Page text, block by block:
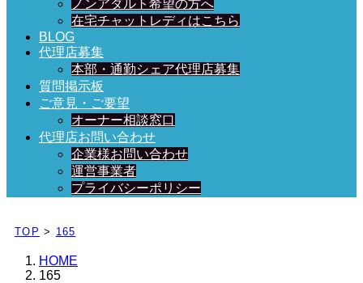
ノンアダルト希望の方へ
在宅チャットレディはこちら
BLOG
代理店募集
本部・通勤シェア代理店募集
質問掲示板
ご意見・ご要望
オーナー相談窓口
代理店お問い合わせ
企業様お問い合わせ
運営事業者
プライバシーポリシー
TOP > 165
HOME
165